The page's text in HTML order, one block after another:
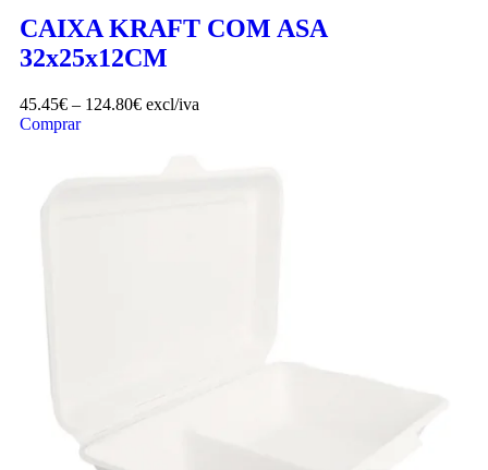
CAIXA KRAFT COM ASA
32x25x12CM
45.45€ – 124.80€ excl/iva
Comprar